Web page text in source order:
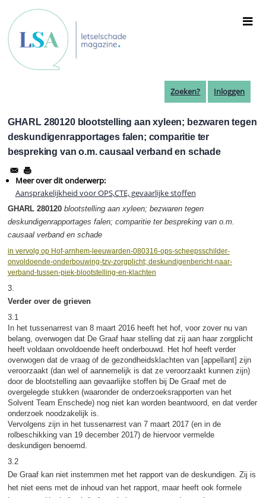
naar
de
inhoud
gaan
Zoeken? Inloggen
GHARL 280120 blootstelling aan xyleen; bezwaren tegen
deskundigenrapportages falen; comparitie ter
bespreking van o.m. causaal verband en schade
Meer over dit onderwerp:
Aansprakelijkheid voor OPS,CTE, gevaarlijke stoffen
GHARL 280120 blootstelling aan xyleen; bezwaren tegen
deskundigenrapportages falen; comparitie ter bespreking van o.m.
causaal verband en schade
in vervolg op Hof-arnhem-leeuwarden-080316-ops-scheepsschilder-
onvoldoende-onderbouwing-tzv-zorgplicht; deskundigenbericht-naar-
verband-tussen-piek-blootstelling-en-klachten
3.
Verder over de grieven
3.1
In het tussenarrest van 8 maart 2016 heeft het hof, voor zover nu van
belang, overwogen dat De Graaf haar stelling dat zij aan haar zorgplicht
heeft voldaan onvoldoende heeft onderbouwd. Het hof heeft verder
overwogen dat de vraag of de gezondheidsklachten van [appellant] zijn
veroorzaakt (dan wel of aannemelijk is dat ze veroorzaakt kunnen zijn)
door de blootstelling aan gevaarlijke stoffen bij De Graaf met de
overgelegde stukken (waaronder de onderzoeksrapporten van het
Solvent Team Enschede) nog niet kan worden beantwoord, en dat verder
onderzoek noodzakelijk is.
Vervolgens zijn in het tussenarrest van 7 maart 2017 (en in de
rolbeschikking van 19 december 2017) de hiervoor vermelde
deskundigen benoemd.
3.2
De Graaf kan niet instemmen met het rapport van de deskundigen. Zij is
het niet eens met de inhoud van het rapport, maar heeft ook formele